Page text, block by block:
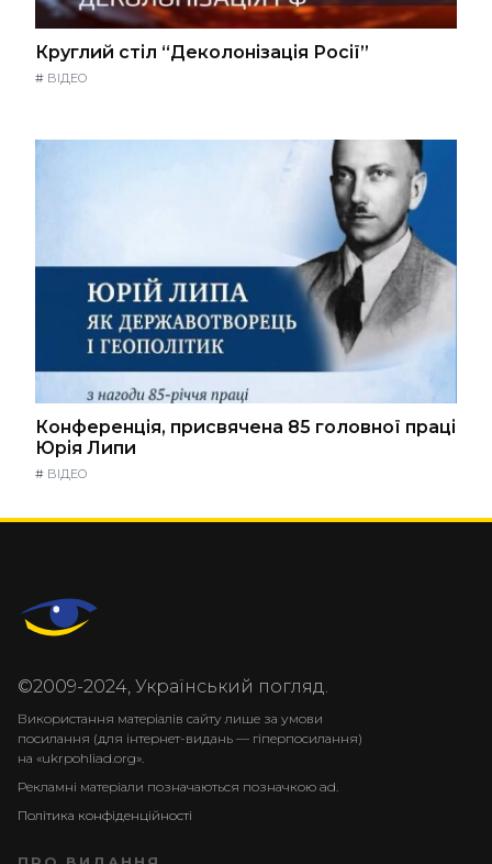
Круглий стіл “Деколонізація Росії”
# ВІДЕО
Конференція, присвячена 85 головної праці
Юрія Липи
# ВІДЕО
©2009-2024, Український погляд.
Використання матеріалів сайту лише за умови
посилання (для інтернет-видань — гіперпосилання)
на «ukrpohliad.org».
Рекламні матеріали позначаються позначкою ad.
Політика конфіденційності